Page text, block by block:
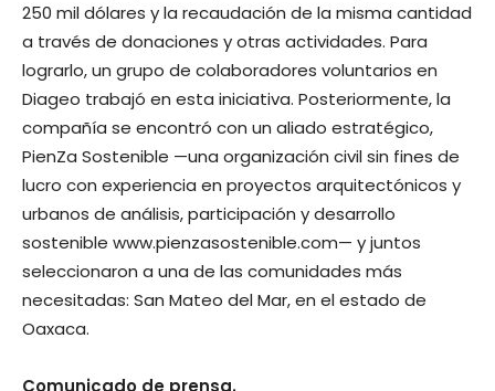
250 mil dólares y la recaudación de la misma cantidad
a través de donaciones y otras actividades. Para
lograrlo, un grupo de colaboradores voluntarios en
Diageo trabajó en esta iniciativa. Posteriormente, la
compañía se encontró con un aliado estratégico,
PienZa Sostenible —una organización civil sin fines de
lucro con experiencia en proyectos arquitectónicos y
urbanos de análisis, participación y desarrollo
sostenible www.pienzasostenible.com— y juntos
seleccionaron a una de las comunidades más
necesitadas: San Mateo del Mar, en el estado de
Oaxaca.
Comunicado de prensa.